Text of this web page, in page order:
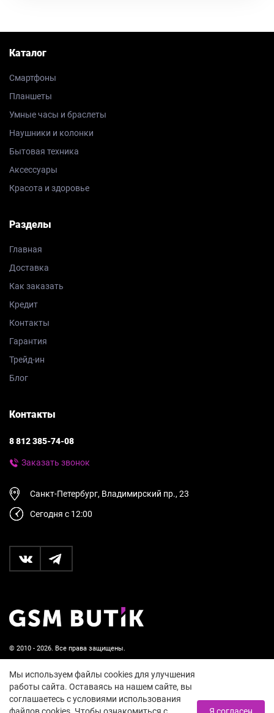
© 2010 - 2026. Все права защищены.
Пользовательское соглашение и политика
конфиденциальности
18+
Каталог
Смартфоны
Планшеты
Умные часы и браслеты
Наушники и колонки
Бытовая техника
Аксессуары
Красота и здоровье
Разделы
Главная
Доставка
Как заказать
Кредит
Контакты
Гарантия
Трейд-ин
Блог
Контакты
8 812 385-74-08
Заказать звонок
Санкт-Петербург, Владимирский пр., 23
Сегодня с 12:00
Мы используем файлы cookies для улучшения
работы сайта. Оставаясь на нашем сайте, вы
соглашаетесь с условиями использования